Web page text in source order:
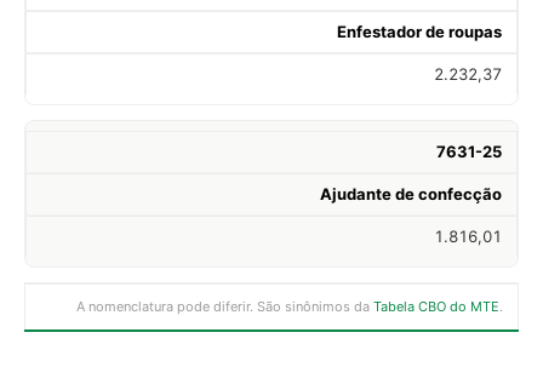
Enfestador de roupas
2.232,37
7631-25
Ajudante de confecção
1.816,01
A nomenclatura pode diferir. São sinônimos da Tabela CBO do MTE.